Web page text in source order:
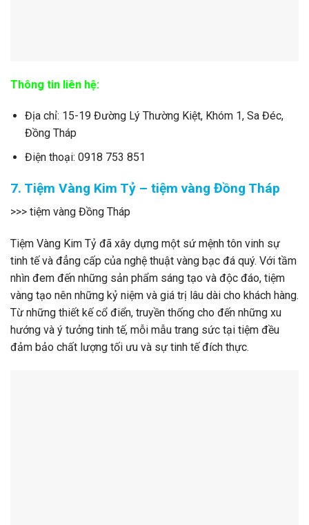
Thông tin liên hệ:
Địa chỉ: 15-19 Đường Lý Thường Kiệt, Khóm 1, Sa Đéc,
Đồng Tháp
Điện thoại: 0918 753 851
7. Tiệm Vàng Kim Tỷ – tiệm vàng Đồng Tháp
>>> tiệm vàng Đồng Tháp
Tiệm Vàng Kim Tỷ đã xây dựng một sứ mệnh tôn vinh sự
tinh tế và đẳng cấp của nghệ thuật vàng bạc đá quý. Với tầm
nhìn đem đến những sản phẩm sáng tạo và độc đáo, tiệm
vàng tạo nên những kỷ niệm và giá trị lâu dài cho khách hàng.
Từ những thiết kế cổ điển, truyền thống cho đến những xu
hướng và ý tưởng tinh tế, mỗi mẫu trang sức tại tiệm đều
đảm bảo chất lượng tối ưu và sự tinh tế đích thực.